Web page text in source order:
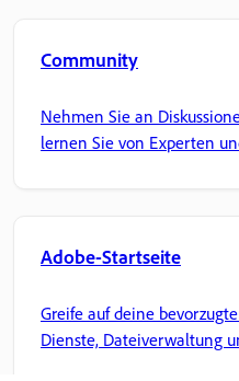
Community
Nehmen Sie an
lernen Sie von Experten
Adobe-Startseite
Greife auf deine
Dienste, Dateiverwaltung